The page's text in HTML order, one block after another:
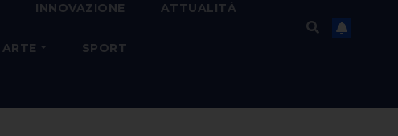
INNOVAZIONE ATTUALITÀ
ARTE SPORT